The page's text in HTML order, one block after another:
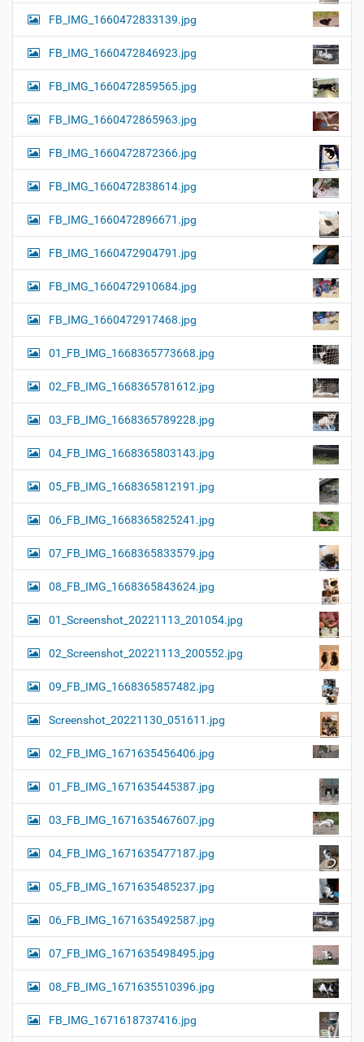
FB_IMG_1660472833139.jpg
FB_IMG_1660472846923.jpg
FB_IMG_1660472859565.jpg
FB_IMG_1660472865963.jpg
FB_IMG_1660472872366.jpg
FB_IMG_1660472838614.jpg
FB_IMG_1660472896671.jpg
FB_IMG_1660472904791.jpg
FB_IMG_1660472910684.jpg
FB_IMG_1660472917468.jpg
01_FB_IMG_1668365773668.jpg
02_FB_IMG_1668365781612.jpg
03_FB_IMG_1668365789228.jpg
04_FB_IMG_1668365803143.jpg
05_FB_IMG_1668365812191.jpg
06_FB_IMG_1668365825241.jpg
07_FB_IMG_1668365833579.jpg
08_FB_IMG_1668365843624.jpg
01_Screenshot_20221113_201054.jpg
02_Screenshot_20221113_200552.jpg
09_FB_IMG_1668365857482.jpg
Screenshot_20221130_051611.jpg
02_FB_IMG_1671635456406.jpg
01_FB_IMG_1671635445387.jpg
03_FB_IMG_1671635467607.jpg
04_FB_IMG_1671635477187.jpg
05_FB_IMG_1671635485237.jpg
06_FB_IMG_1671635492587.jpg
07_FB_IMG_1671635498495.jpg
08_FB_IMG_1671635510396.jpg
FB_IMG_1671618737416.jpg